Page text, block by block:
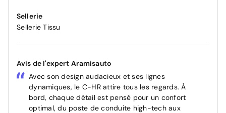
Sellerie
Sellerie Tissu
Avis de l'expert Aramisauto
Avec son design audacieux et ses lignes
dynamiques, le C-HR attire tous les regards. À
bord, chaque détail est pensé pour un confort
optimal, du poste de conduite high-tech aux